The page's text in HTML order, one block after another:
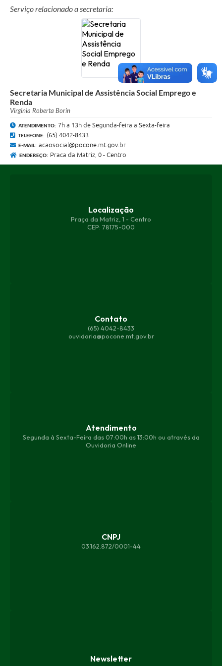
luz;
- Comprovante de matrícula escolar das crianças e jovens
até 17 anos. Se não tiver comprovante, leve o nome da
escola de cada criança ou jovem;
- Carteira de trabalho.
Endereço: Rua Tenente Silvio Martins, S/N, B São
Benedito ao lado do Ginásio Guido Silva
Gestora: Lucimar Rondon Silva
E-mail: cadunico@pocone.mt.gov.br
Telefone: 65-40428433
Serviço relacionado a secretaria:
Secretaria Municipal de Assistência Social Emprego e
Renda
Virginia Roberta Borin
ATENDIMENTO: 7h a 13h de Segunda-feira a Sexta-feira
TELEFONE: (65) 4042-8433
E-MAIL: acaosocial@pocone.mt.gov.br
ENDEREÇO: Praca da Matriz, 0 - Centro
Localização
Praça da Matriz, 1 - Centro
CEP: 78175-000
Contato
(65) 4042-8433
ouvidoria@pocone.mt.gov.br
Atendimento
Segunda à Sexta-Feira das 07:00h as 13:00h ou através da
Ouvidoria Online
CNPJ
03.162.872/0001-44
Newsletter